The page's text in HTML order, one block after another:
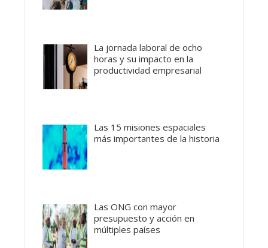
La jornada laboral de ocho
horas y su impacto en la
productividad empresarial
Las 15 misiones espaciales
más importantes de la historia
Las ONG con mayor
presupuesto y acción en
múltiples países